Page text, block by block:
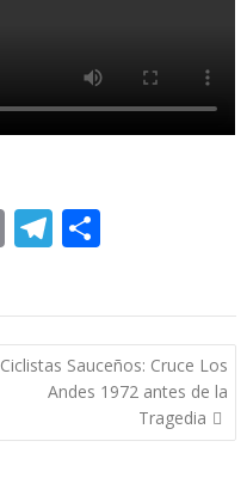
C
p
y
Li
k
T
e
gr
a
m
p
ar
r
Ciclistas Sauceños: Cruce Los
Andes 1972 antes de la
Tragedia